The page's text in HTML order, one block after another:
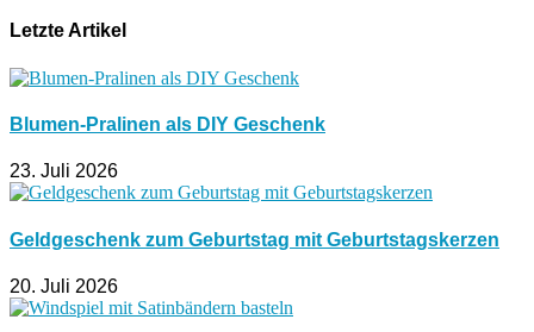
Letzte Artikel
Blumen-Pralinen als DIY Geschenk
23. Juli 2026
Geldgeschenk zum Geburtstag mit Geburtstagskerzen
20. Juli 2026